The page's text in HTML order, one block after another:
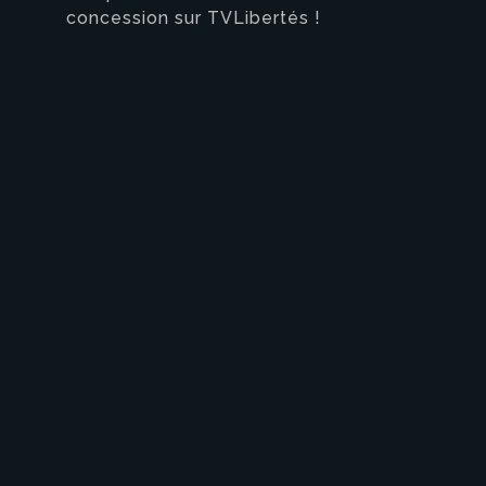
concession sur TVLibertés !